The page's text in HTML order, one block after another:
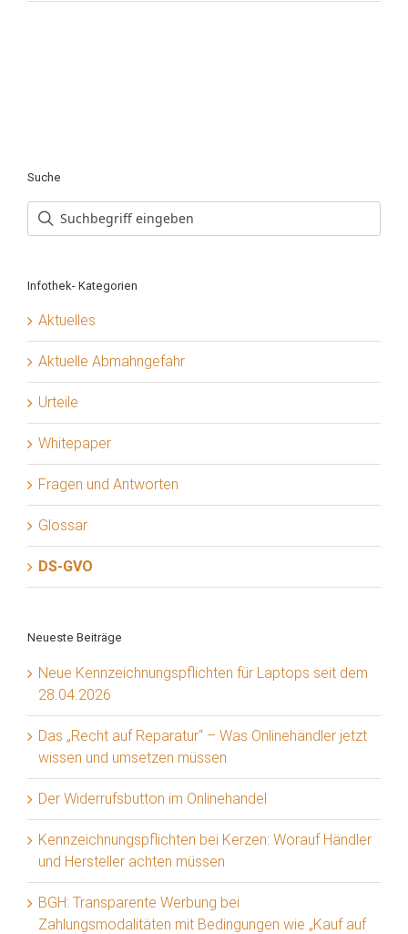
Suche
Infothek- Kategorien
Aktuelles
Aktuelle Abmahngefahr
Urteile
Whitepaper
Fragen und Antworten
Glossar
DS-GVO
Neueste Beiträge
Neue Kennzeichnungspflichten für Laptops seit dem
28.04.2026
Das „Recht auf Reparatur“ – Was Onlinehändler jetzt
wissen und umsetzen müssen
Der Widerrufsbutton im Onlinehandel
Kennzeichnungspflichten bei Kerzen: Worauf Händler
und Hersteller achten müssen
BGH: Transparente Werbung bei
Zahlungsmodalitäten mit Bedingungen wie „Kauf auf